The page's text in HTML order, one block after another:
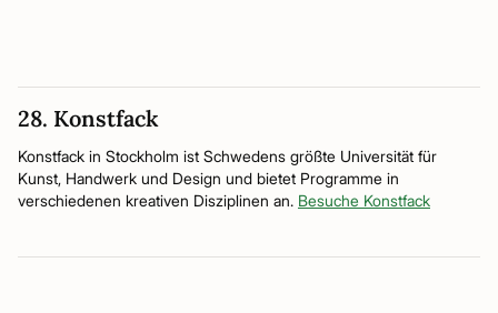
28. Konstfack
Konstfack in Stockholm ist Schwedens größte Universität für
Kunst, Handwerk und Design und bietet Programme in
verschiedenen kreativen Disziplinen an. Besuche Konstfack